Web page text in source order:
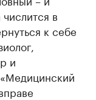
в
к себе
и